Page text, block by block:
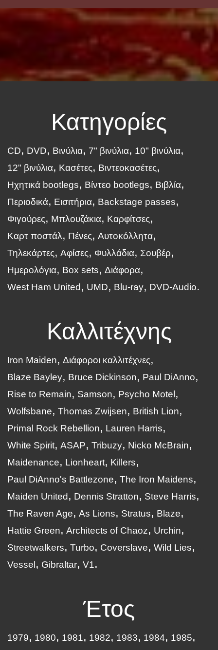
Κατηγορίες
CD DVD Βινύλια 7" βινύλια
10" βινύλια
12" βινύλια
Κασέτες
Βιντεοκασέτες
Ηχητικά bootlegs
Βίντεο bootlegs
Βιβλία
Περιοδικά
Εισιτήρια
Backstage passes
Φιγούρες
Μπλουζάκια
Καρφίτσες
Καρτ ποστάλ
Πένες
Αυτοκόλλητα
Τηλεκάρτες
Αφίσες Φυλλάδια
Σουβέρ
Ημερολόγια
Box sets
Διάφορα
West Ham United
UMD Blu-ray DVD-Audio
Καλλιτέχνης
Iron Maiden
Διάφοροι καλλιτέχνες
Blaze Bayley
Bruce Dickinson
Paul DiAnno
Rise to Remain
Samson
Psycho Motel
Wolfsbane
Thomas Zwijsen
British Lion
Primal Rock Rebellion
Lauren Harris
White Spirit ASAP Tribuzy
Nicko McBrain
Maidenance
Lionheart
Killers
Paul DiAnno's Battlezone
The Iron Maidens
Maiden United
Dennis Stratton
Steve Harris
The Raven Age
As Lions Stratus
Blaze
Hattie Green
Architects of Chaoz
Urchin
Streetwalkers
Turbo Coverslave
Wild Lies
Vessel
Gibraltar V1
Έτος
1979 1980 1981 1982 1983 1984
1985